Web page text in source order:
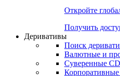
Откройте
Получить
Деривативы
Поиск
Валютные и
Суверенные